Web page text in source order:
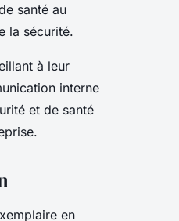
santé au
la sécurité.
à leur
interne
et de santé
en